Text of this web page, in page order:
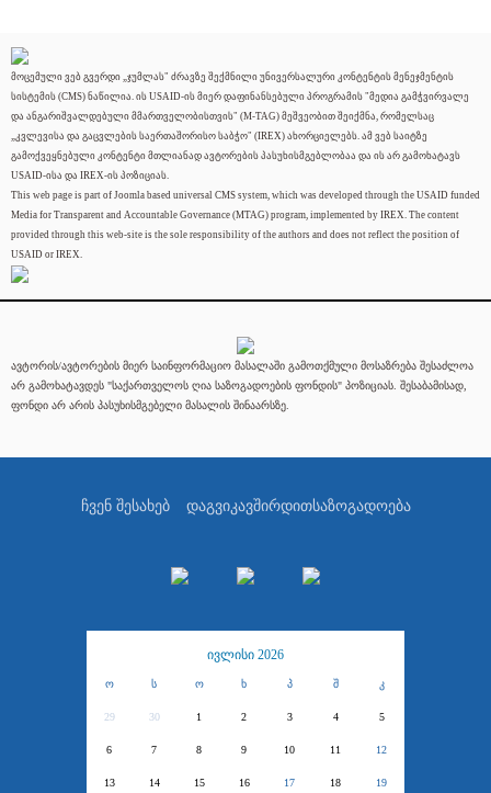
მოცემული ვებ გვერდი „ჯუმლას" ძრავზე შექმნილი უნივერსალური კონტენტის მენეჯმენტის
სისტემის (CMS) ნაწილია. ის USAID-ის მიერ დაფინანსებული პროგრამის "მედია გამჭვირვალე
და ანგარიშვალდებული მმართველობისთვის" (M-TAG) მეშვეობით შეიქმნა, რომელსაც
„კვლევისა და გაცვლების საერთაშორისო საბჭო" (IREX) ახორციელებს. ამ ვებ საიტზე
გამოქვეყნებული კონტენტი მთლიანად ავტორების პასუხისმგებლობაა და ის არ გამოხატავს
USAID-ისა და IREX-ის პოზიციას.
This web page is part of Joomla based universal CMS system, which was developed through the USAID funded
Media for Transparent and Accountable Governance (MTAG) program, implemented by IREX. The content
provided through this web-site is the sole responsibility of the authors and does not reflect the position of
USAID or IREX.
ავტორის/ავტორების მიერ საინფორმაციო მასალაში გამოთქმული მოსაზრება შესაძლოა
არ გამოხატავდეს "საქართველოს ღია საზოგადოების ფონდის" პოზიციას. შესაბამისად,
ფონდი არ არის პასუხისმგებელი მასალის შინაარსზე.
ჩვენ შესახებ დაგვიკავშირდითსაზოგადოება
ივლისი 2026
ო ს ო ხ პ შ კ
29 30 1 2 3 4 5
6 7 8 9 10 11 12
13 14 15 16 17 18 19